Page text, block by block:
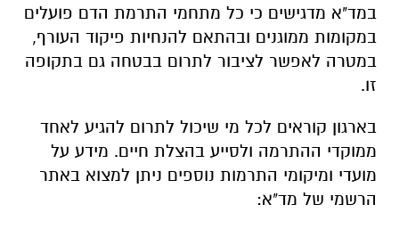
במד"א מדגישים כי כל מתחמי התרמת הדם פועלים
במקומות ממוגנים ובהתאם להנחיות פיקוד העורף,
במטרה לאפשר לציבור לתרום בבטחה גם בתקופה
זו.
בארגון קוראים לכל מי שיכול לתרום להגיע לאחד
ממוקדי ההתרמה ולסייע בהצלת חיים. מידע על
מועדי ומיקומי התרמות נוספים ניתן למצוא באתר
הרשמי של מד"א: